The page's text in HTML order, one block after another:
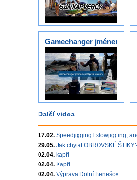
Gamechanger jménem
Další videa
17.02. Speedjigging l slowjigging,
29.05. Jak chytat OBROVSKÉ
02.04. kapři
02.04. Kapři
02.04. Výprava Dolní Benešov